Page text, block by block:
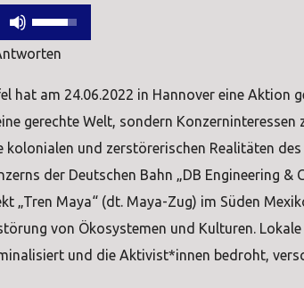
zu
regeln.
um
die
zu
regeln.
Pfeiltasten
Hoch/Runter
um
die
Lautstärke
zu
regeln.
hat am 24.06.2022 in Hannover eine Aktion
gerechte Welt, sondern Konzerninteressen
kolonialen und zerstörerischen Realitäten des
der Deutschen Bahn „DB Engineering &
„Tren Maya“ (dt. Maya-Zug) im Süden
von Ökosystemen und Kulturen.
und die Aktivist*innen bedroht,